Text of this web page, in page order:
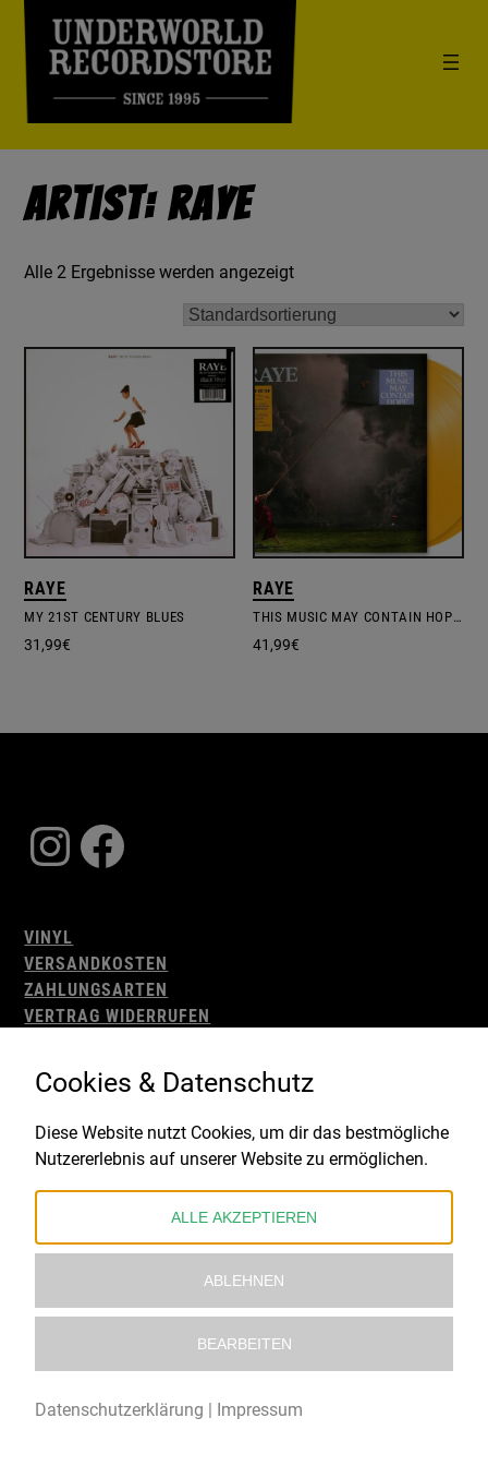
Artist: Raye
Alle 2 Ergebnisse werden angezeigt
RAYE
MY 21ST CENTURY BLUES
31,99€
RAYE
THIS MUSIC MAY CONTAIN HOPE – YELLOW VINYL
41,99€
Instagram
Facebook
VINYL
VERSANDKOSTEN
ZAHLUNGSARTEN
VERTRAG WIDERRUFEN
WIDERRUFSBELEHRUNG
IMPRESSUM
Gefördert durch:
Cookies & Datenschutz
Diese Website nutzt Cookies, um dir das bestmögliche
Nutzererlebnis auf unserer Website zu ermöglichen.
ALLE AKZEPTIEREN
ABLEHNEN
BEARBEITEN
Datenschutzerklärung | Impressum